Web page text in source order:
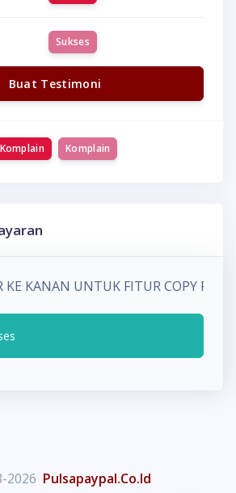
Sukses
Buat Testimoni
Komplain Komplain
KE KANAN UNTUK FITUR COPY
2026 Pulsapaypal.Co.Id